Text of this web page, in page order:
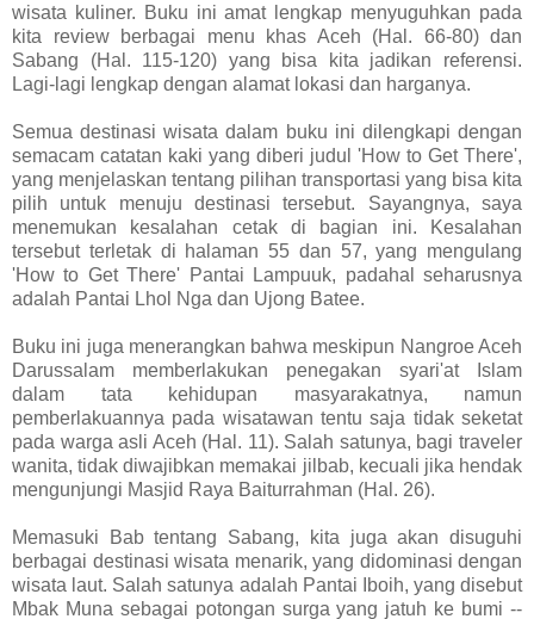
wisata kuliner. Buku ini amat lengkap menyuguhkan pada
kita review berbagai menu khas Aceh (Hal. 66-80) dan
Sabang (Hal. 115-120) yang bisa kita jadikan referensi.
Lagi-lagi lengkap dengan alamat lokasi dan harganya.
Semua destinasi wisata dalam buku ini dilengkapi dengan
semacam catatan kaki yang diberi judul 'How to Get There',
yang menjelaskan tentang pilihan transportasi yang bisa kita
pilih untuk menuju destinasi tersebut. Sayangnya, saya
menemukan kesalahan cetak di bagian ini. Kesalahan
tersebut terletak di halaman 55 dan 57, yang mengulang
'How to Get There' Pantai Lampuuk, padahal seharusnya
adalah Pantai Lhol Nga dan Ujong Batee.
Buku ini juga menerangkan bahwa meskipun Nangroe Aceh
Darussalam memberlakukan penegakan syari'at Islam
dalam tata kehidupan masyarakatnya, namun
pemberlakuannya pada wisatawan tentu saja tidak seketat
pada warga asli Aceh (Hal. 11). Salah satunya, bagi traveler
wanita, tidak diwajibkan memakai jilbab, kecuali jika hendak
mengunjungi Masjid Raya Baiturrahman (Hal. 26).
Memasuki Bab tentang Sabang, kita juga akan disuguhi
berbagai destinasi wisata menarik, yang didominasi dengan
wisata laut. Salah satunya adalah Pantai Iboih, yang disebut
Mbak Muna sebagai potongan surga yang jatuh ke bumi --